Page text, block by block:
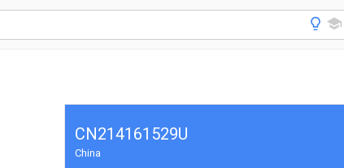
CN214161529U
China